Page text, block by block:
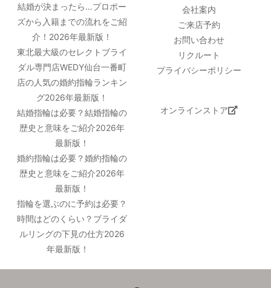
結婚が決まったら…プロポー
ズから入籍までの流れをご紹
介！2026年最新版！
東北最大級のセレクトブライ
ダル専門店WEDY仙台一番町
店の人気の婚約指輪ランキン
グ2026年最新版！
結婚指輪は必要？結婚指輪の
歴史と意味をご紹介2026年
最新版！
婚約指輪は必要？婚約指輪の
歴史と意味をご紹介2026年
最新版！
指輪を選ぶのに予約は必要？
時間はどのくらい？ブライダ
ルリングの下見の仕方2026
年最新版！
会社案内
ご来店予約
お問い合わせ
リクルート
プライバシーポリシー
オンラインストア